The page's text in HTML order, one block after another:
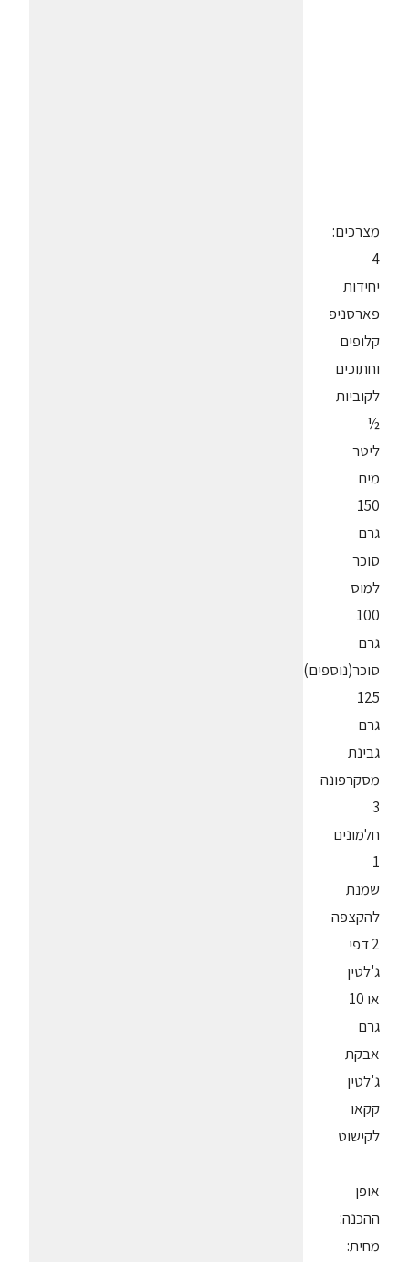
מצרכים:
4
יחידות
פארסניפ
קלופים
וחתוכים
לקוביות
½
ליטר
מים
150
גרם
סוכר
למוס
100
גרם
סוכר(נוספים)
125
גרם
גבינת
מסקרפונה
3
חלמונים
1
שמנת
להקצפה
2 דפי
ג'לטין
או 10
גרם
אבקת
ג'לטין
קקאו
לקישוט
אופן
ההכנה:
מחית: